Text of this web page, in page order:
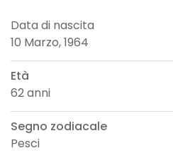
Data di nascita
10 Marzo, 1964
Età
62 anni
Segno zodiacale
Pesci